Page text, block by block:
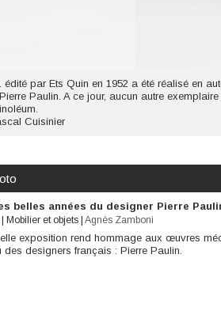
par Ets Quin en 1952 a été réalisé en
Paulin. A ce jour, aucun autre exemplaire
Cuisinier
belles années du designer Pierre
Mobilier et objets Agnès Zamboni
exposition rend hommage aux œuvres
des designers français : Pierre Paulin.